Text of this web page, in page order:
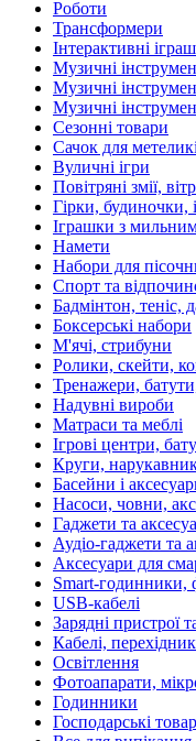
Роботи
Трансформери
Інтерактивні
Музичні
Музичні
Музичні
Сезонні товари
Сачок для
Вуличні ігри
Повітряні змії,
Гірки, будиночки,
Іграшки з
Намети
Набори для
Спорт та
Бадмінтон, теніс,
Боксерські набори
М'ячі, стрибуни
Ролики, скейти,
Тренажери,
Надувні вироби
Матраси та меблі
Ігрові центри,
Круги,
Басейни і
Насоси, човни,
Гаджети та
Аудіо-гаджети та
Аксесуари для
Smart-годинники,
USB-кабелі
Зарядні пристрої
Кабелі,
Освітлення
Фотоапарати,
Годинники
Господарські